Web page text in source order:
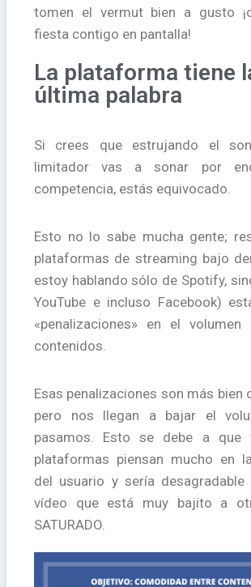
tomen el vermut bien a gusto
fiesta contigo en pantalla!
La plataforma tiene
última palabra
Si crees que estrujando el
limitador vas a sonar por
competencia, estás equivocado.
Esto no lo sabe mucha gente;
plataformas de streaming bajo
estoy hablando sólo de Spotify,
YouTube e incluso Facebook)
«penalizaciones» en el volumen
contenidos.
Esas penalizaciones son más bien
pero nos llegan a bajar el
pasamos. Esto se debe a que
plataformas piensan mucho en
del usuario y sería desagradable
vídeo que está muy bajito a
SATURADO.